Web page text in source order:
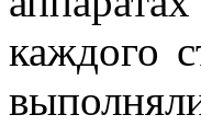
каждого